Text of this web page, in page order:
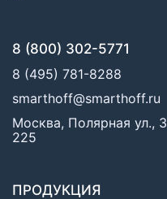
8 (800) 302-5771
8 (495) 781-8288
smarthoff@smarthoff.ru
Москва, Полярная ул.,
225
ПРОДУКЦИЯ